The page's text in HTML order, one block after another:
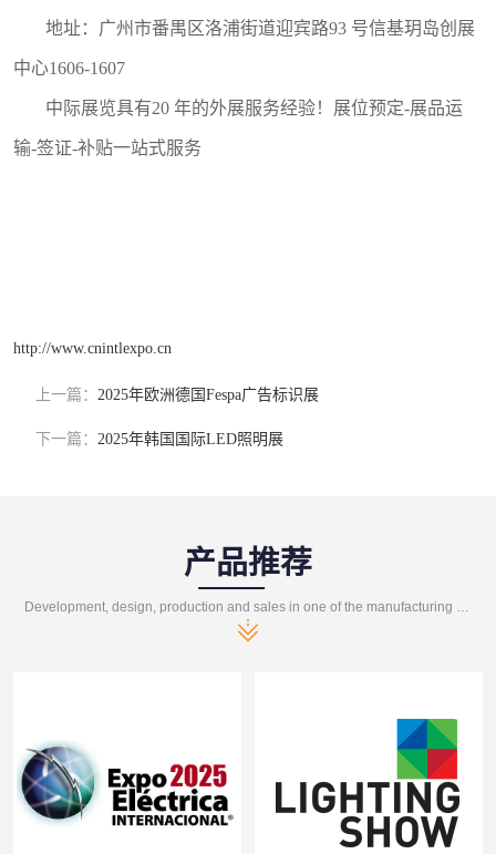
地址：广州市番禺区洛浦街道迎宾路93 号信基玥岛创展
中心1606-1607
中际展览具有20 年的外展服务经验！展位预定-展品运
输-签证-补贴一站式服务
http://www.cnintlexpo.cn
上一篇： 2025年欧洲德国Fespa广告标识展
下一篇： 2025年韩国国际LED照明展
产品推荐
Development, design, production and sales in one of the manufacturing enterprises